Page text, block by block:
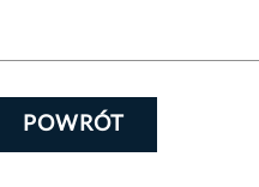
POWRÓT